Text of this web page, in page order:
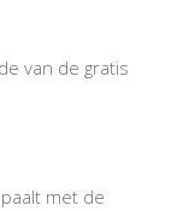
van de gratis
met de